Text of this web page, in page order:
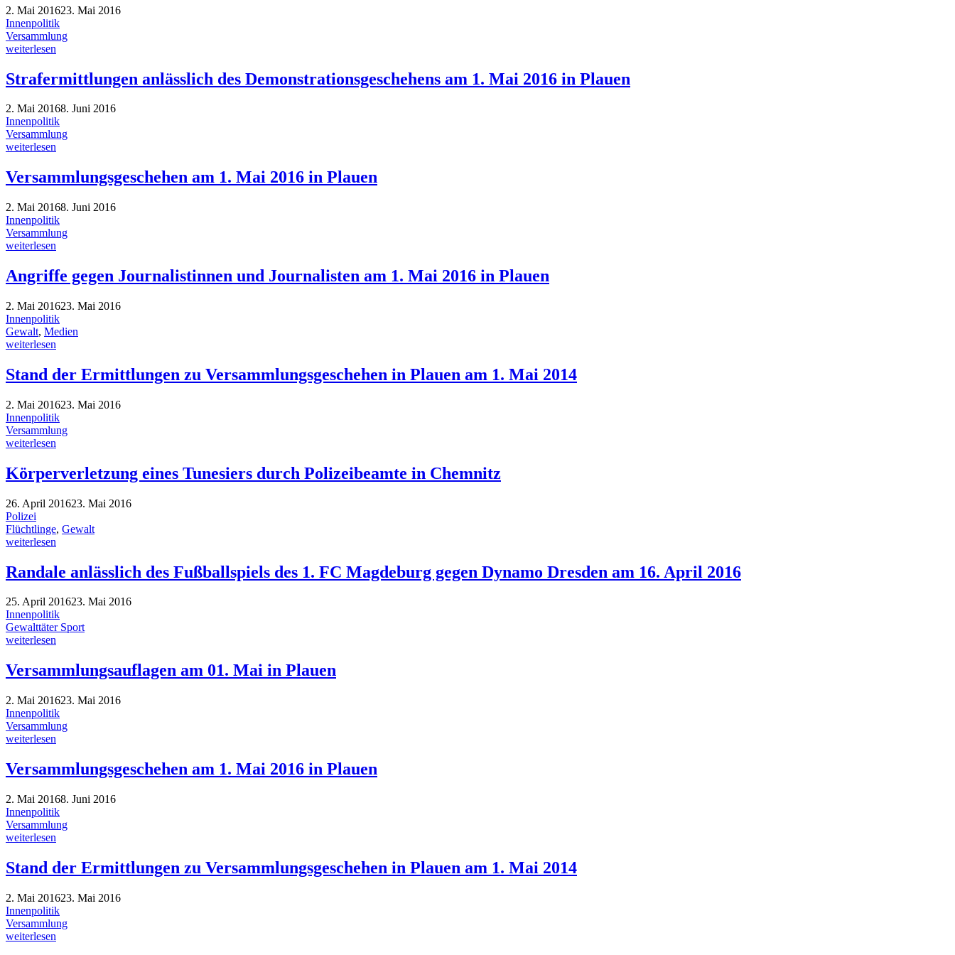
2. Mai 201623. Mai 2016
Innenpolitik
Versammlung
weiterlesen
Strafermittlungen anlässlich des Demonstrationsgeschehens am 1. Mai 2016 in Plauen
2. Mai 20168. Juni 2016
Innenpolitik
Versammlung
weiterlesen
Versammlungsgeschehen am 1. Mai 2016 in Plauen
2. Mai 20168. Juni 2016
Innenpolitik
Versammlung
weiterlesen
Angriffe gegen Journalistinnen und Journalisten am 1. Mai 2016 in Plauen
2. Mai 201623. Mai 2016
Innenpolitik
Gewalt, Medien
weiterlesen
Stand der Ermittlungen zu Versammlungsgeschehen in Plauen am 1. Mai 2014
2. Mai 201623. Mai 2016
Innenpolitik
Versammlung
weiterlesen
Körperverletzung eines Tunesiers durch Polizeibeamte in Chemnitz
26. April 201623. Mai 2016
Polizei
Flüchtlinge, Gewalt
weiterlesen
Randale anlässlich des Fußballspiels des 1. FC Magdeburg gegen Dynamo Dresden am 16. April 2016
25. April 201623. Mai 2016
Innenpolitik
Gewalttäter Sport
weiterlesen
Versammlungsauflagen am 01. Mai in Plauen
2. Mai 201623. Mai 2016
Innenpolitik
Versammlung
weiterlesen
Versammlungsgeschehen am 1. Mai 2016 in Plauen
2. Mai 20168. Juni 2016
Innenpolitik
Versammlung
weiterlesen
Stand der Ermittlungen zu Versammlungsgeschehen in Plauen am 1. Mai 2014
2. Mai 201623. Mai 2016
Innenpolitik
Versammlung
weiterlesen